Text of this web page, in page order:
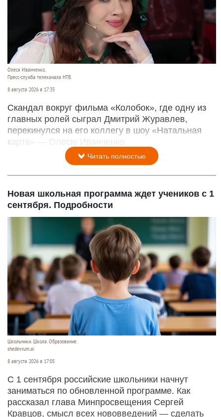
Олеся Иванченко.
Пресс-служба телеканала НТВ.
8 августа 2026 в 17:35
Скандал вокруг фильма «Колобок», где одну из
главных ролей сыграл Дмитрий Журавлев,
перекинулся на его коллегу в шоу «Натальная
карта» — Олесю Иванченко.
Читать полностью
Новая школьная программа ждет учеников с 1
сентября. Подробности
Школьники. Школа. Образование.
shedevrum.ai
8 августа 2026 в 17:05
С 1 сентября российские школьники начнут
заниматься по обновленной программе. Как
рассказал глава Минпросвещения Сергей
Кравцов, смысл всех нововведений — сделать